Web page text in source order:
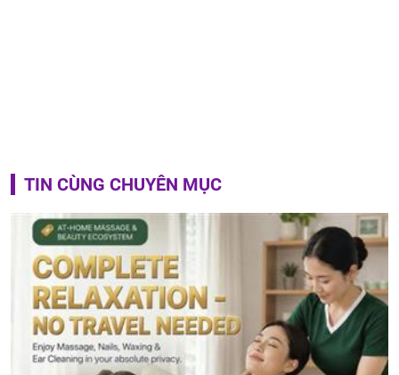
TIN CÙNG CHUYÊN MỤC